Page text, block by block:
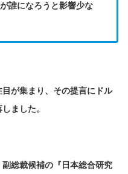
誰になろうと影響少な
が集まり、その提言にドル
ました。
総裁候補の『日本総合研究